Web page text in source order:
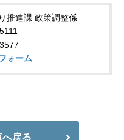
推進課 政策調整係
ォーム
へ戻る